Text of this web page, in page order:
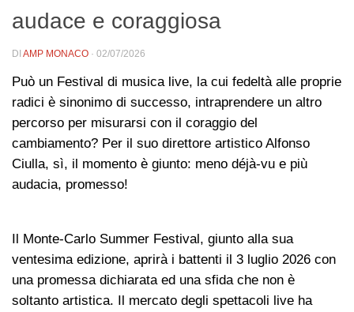
audace e coraggiosa
DI AMP MONACO · 02/07/2026
Può un Festival di musica live, la cui fedeltà alle proprie
radici è sinonimo di successo, intraprendere un altro
percorso per misurarsi con il coraggio del
cambiamento? Per il suo direttore artistico Alfonso
Ciulla, sì, il momento è giunto: meno déjà-vu e più
audacia, promesso!
Il Monte-Carlo Summer Festival, giunto alla sua
ventesima edizione, aprirà i battenti il 3 luglio 2026 con
una promessa dichiarata ed una sfida che non è
soltanto artistica. Il mercato degli spettacoli live ha